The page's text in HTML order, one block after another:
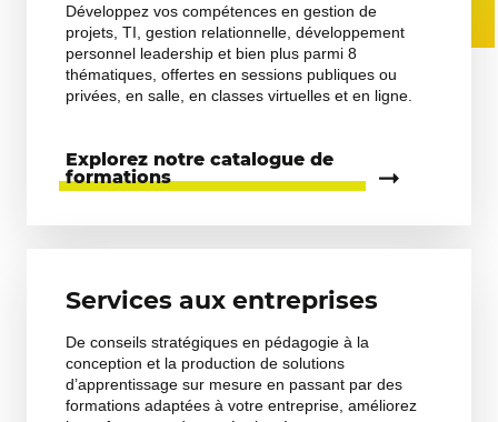
Développez vos compétences en gestion de
projets, TI, gestion relationnelle, développement
personnel leadership et bien plus parmi 8
thématiques, offertes en sessions publiques ou
privées, en salle, en classes virtuelles et en ligne.
Explorez notre catalogue de
formations
Services aux entreprises
De conseils stratégiques en pédagogie à la
conception et la production de solutions
d’apprentissage sur mesure en passant par des
formations adaptées à votre entreprise, améliorez